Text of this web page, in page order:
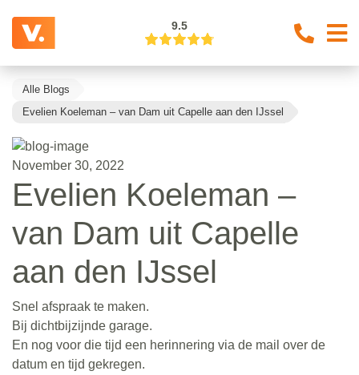
9.5
Alle Blogs
Evelien Koeleman – van Dam uit Capelle aan den IJssel
November 30, 2022
Evelien Koeleman –
van Dam uit Capelle
aan den IJssel
Snel afspraak te maken.
Bij dichtbijzijnde garage.
En nog voor die tijd een herinnering via de mail over de
datum en tijd gekregen.